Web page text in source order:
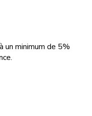
un minimum de 5%